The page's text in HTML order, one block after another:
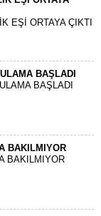
EŞİ ORTAYA ÇIKTI
BAŞLADI
BAŞLADI
BAKILMIYOR
BAKILMIYOR